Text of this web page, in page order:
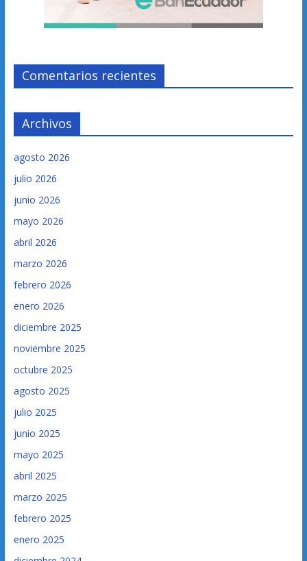
Comentarios recientes
Archivos
agosto 2026
julio 2026
junio 2026
mayo 2026
abril 2026
marzo 2026
febrero 2026
enero 2026
diciembre 2025
noviembre 2025
octubre 2025
agosto 2025
julio 2025
junio 2025
mayo 2025
abril 2025
marzo 2025
febrero 2025
enero 2025